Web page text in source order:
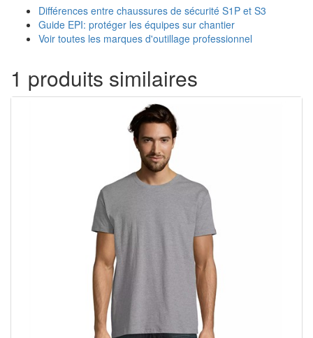
Différences entre chaussures de sécurité S1P et S3
Guide EPI: protéger les équipes sur chantier
Voir toutes les marques d'outillage professionnel
1 produits similaires